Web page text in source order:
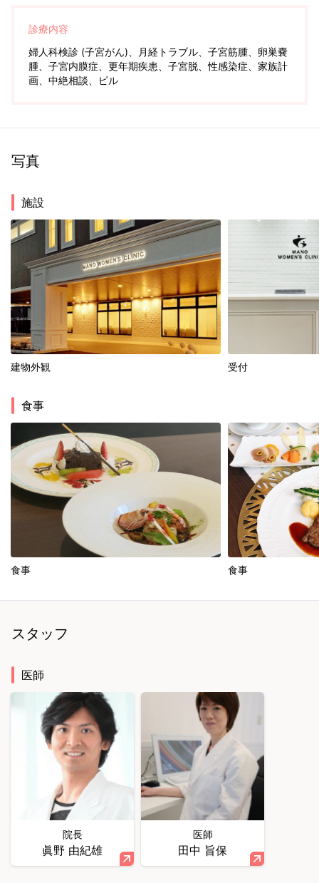
診療内容
婦人科検診 (子宮がん)、月経トラブル、子宮筋腫、卵巣嚢
腫、子宮内膜症、更年期疾患、子宮脱、性感染症、家族計
画、中絶相談、ピル
写真
施設
建物外観 受付
食事
食事 食事
スタッフ
医師
院長
眞野 由紀雄
医師
田中 旨保